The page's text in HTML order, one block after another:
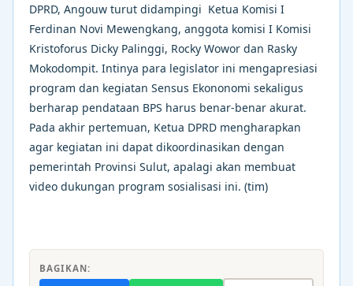
DPRD, Angouw turut didampingi Ketua Komisi I
Ferdinan Novi Mewengkang, anggota komisi I Komisi
Kristoforus Dicky Palinggi, Rocky Wowor dan Rasky
Mokodompit. Intinya para legislator ini mengapresiasi
program dan kegiatan Sensus Ekononomi sekaligus
berharap pendataan BPS harus benar-benar akurat.
Pada akhir pertemuan, Ketua DPRD mengharapkan
agar kegiatan ini dapat dikoordinasikan dengan
pemerintah Provinsi Sulut, apalagi akan membuat
video dukungan program sosialisasi ini. (tim)
BAGIKAN: